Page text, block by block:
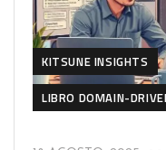
KITSUNE INSIGHTS
LIBRO DOMAIN-